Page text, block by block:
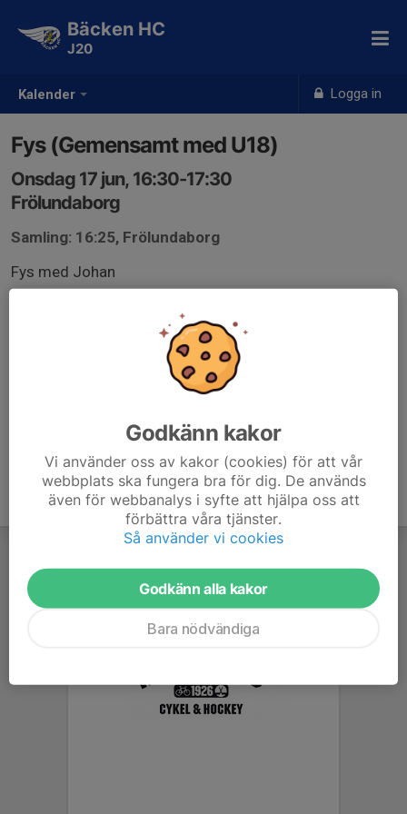
Kalender Logga in
Bäcken HC
J20
Fys (Gemensamt med U18)
Onsdag 17 jun, 16:30-17:30
Frölundaborg
Samling: 16:25, Frölundaborg
Fys med Johan
Godkänn kakor
Vi använder oss av kakor (cookies) för att vår
webbplats ska fungera bra för dig. De används
även för webbanalys i syfte att hjälpa oss att
förbättra våra tjänster.
Så använder vi cookies
Godkänn alla kakor
Bara nödvändiga